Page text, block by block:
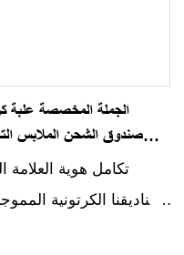
الجملة المخصصة علبة
صندوق الشحن الملابس
القماش تي شيرت
تكامل هوية العلامة
صناديقنا الكرتونية